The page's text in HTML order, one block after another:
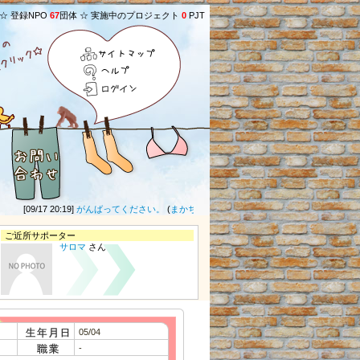
登録NPO 67団体 ☆ 実施中のプロジェクト 0 PJT
サイトマップ
ヘルプ
ログイン
[09/17 20:19]がんばってください。( まかちょん さん) ★[03/30 20:58]応援してい
ご近所サポーター
サロマ さん
05/04
-